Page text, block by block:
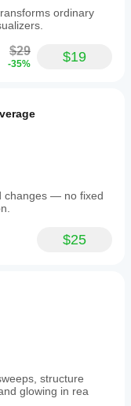
ordinary
$29
-35% $19
changes — no fixed
$25
structure
glowing in rea